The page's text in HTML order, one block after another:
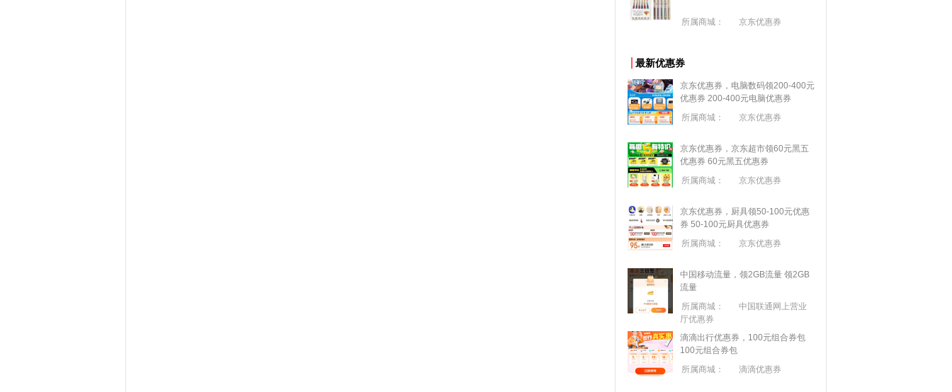
所属商城： 京东优惠券
最新优惠券
京东优惠券，电脑数码领200-400元
优惠券 200-400元电脑优惠券
所属商城：
京东优惠券
京东优惠券，京东超市领60元黑五
优惠券 60元黑五优惠券
所属商城：
京东优惠券
京东优惠券，厨具领50-100元优惠
券 50-100元厨具优惠券
所属商城：
京东优惠券
中国移动流量，领2GB流量 领2GB
流量
所属商城：
中国联通网上营业
厅优惠券
滴滴出行优惠券，100元组合券包
100元组合券包
所属商城：
滴滴优惠券